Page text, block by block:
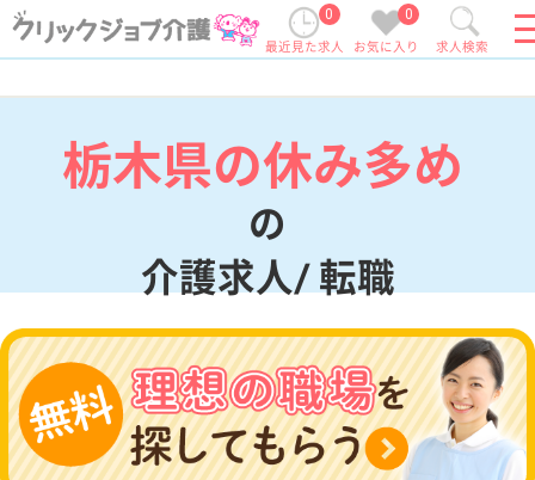
最近見た求人 お気に入り 求人検索
の
介護求人/ 転職
現在の検索条件
エリア・駅
栃木県
変更